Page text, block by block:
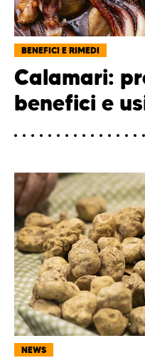
BENEFICI E RIMEDI
Calamari:
benefici e
NEWS